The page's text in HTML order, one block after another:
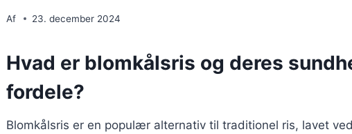
Af 23. december 2024
Hvad er blomkålsris og deres
fordele?
Blomkålsris er en populær alternativ til traditionel ris, lavet